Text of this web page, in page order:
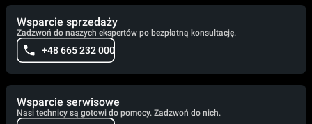
Wsparcie sprzedaży
Zadzwoń do naszych ekspertów po bezpłatną konsultację.
+48 665 232 000
Wsparcie serwisowe
Nasi technicy są gotowi do pomocy. Zadzwoń do nich.